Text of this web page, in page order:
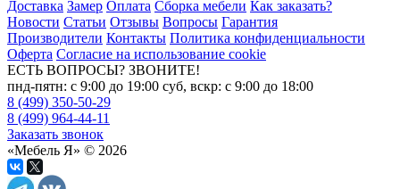
Доставка Замер Оплата Сборка мебели Как заказать?
Новости Статьи Отзывы Вопросы Гарантия
Производители Контакты Политика конфиденциальности
Оферта Согласие на использование cookie
ЕСТЬ ВОПРОСЫ? ЗВОНИТЕ!
пнд-пятн: с 9:00 до 19:00 суб, вскр: с 9:00 до 18:00
8 (499) 350-50-29
8 (499) 964-44-11
Заказать звонок
«Мебель Я» © 2026